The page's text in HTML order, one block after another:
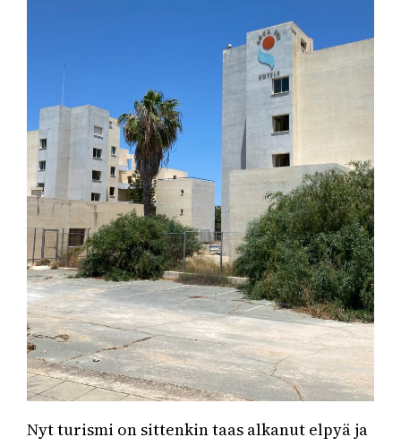
Nyt turismi on sittenkin taas alkanut elpyä ja